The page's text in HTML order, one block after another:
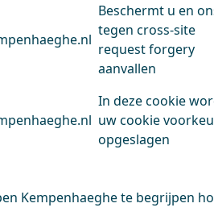
Beschermt u en
tegen cross-site
request forgery
aanvallen
In deze cookie
uw cookie
opgeslagen
Kempenhaeghe te begrijpen